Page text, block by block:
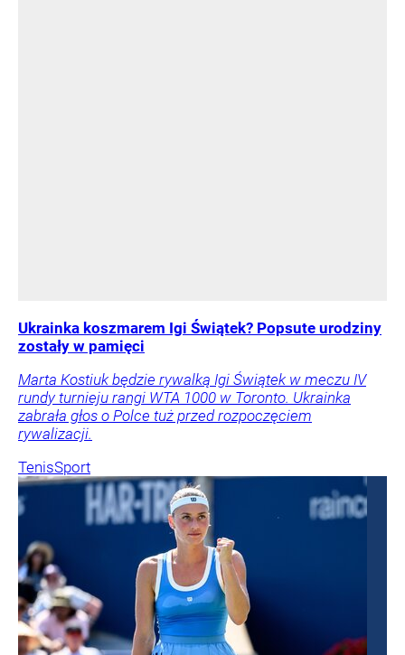
Ukrainka koszmarem Igi Świątek? Popsute urodziny
zostały w pamięci
Marta Kostiuk będzie rywalką Igi Świątek w meczu IV
rundy turnieju rangi WTA 1000 w Toronto. Ukrainka
zabrała głos o Polce tuż przed rozpoczęciem
rywalizacji.
TenisSport